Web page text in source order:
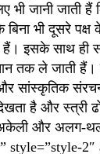
भी जानी जाती हैं
भी दूसरे
हैं। इसके साथ ही
तक ले जाती हैं।
सांस्कृतिक
है और स्त्री
अकेली और अलग-
style=”style-2″